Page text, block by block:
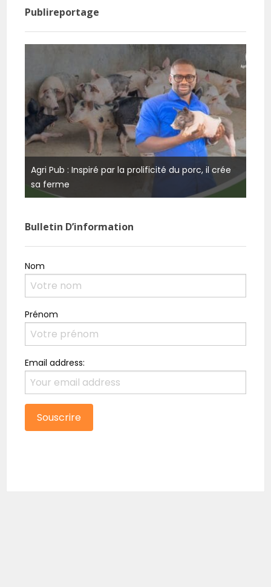
Publireportage
Agri Pub : Inspiré par la prolificité du porc, il crée
sa ferme
Bulletin D’information
Nom
Prénom
Email address: